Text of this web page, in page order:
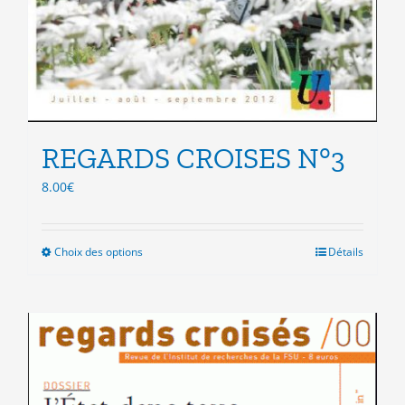
REGARDS CROISES N°3
8.00€
Choix des optionsCe
variations.
Les
Détails